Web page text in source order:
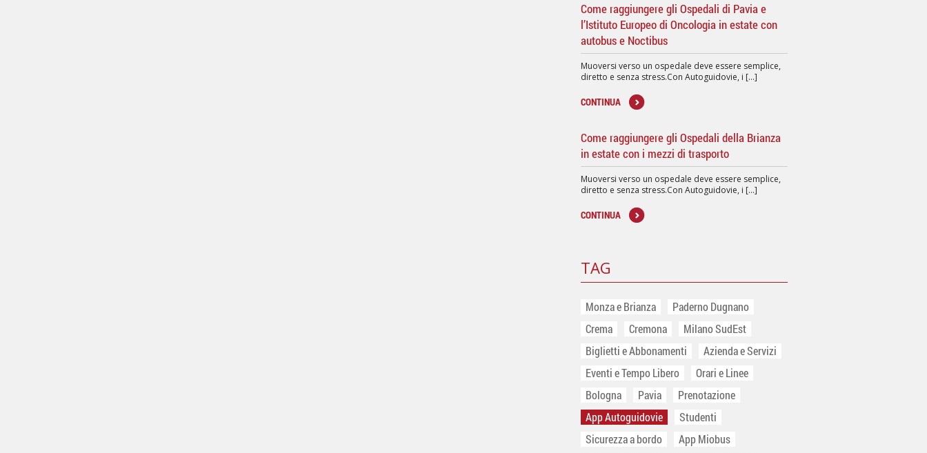
Come raggiungere gli Ospedali di Pavia e
l’Istituto Europeo di Oncologia in estate con
autobus e Noctibus
Muoversi verso un ospedale deve essere semplice,
diretto e senza stress.Con Autoguidovie, i [...]
CONTINUA
Come raggiungere gli Ospedali della Brianza
in estate con i mezzi di trasporto
Muoversi verso un ospedale deve essere semplice,
diretto e senza stress.Con Autoguidovie, i [...]
CONTINUA
TAG
Monza e Brianza
Paderno Dugnano
Crema
Cremona
Milano SudEst
Biglietti e Abbonamenti
Azienda e Servizi
Eventi e Tempo Libero
Orari e Linee
Bologna
Pavia
Prenotazione
App Autoguidovie
Studenti
Sicurezza a bordo
App Miobus